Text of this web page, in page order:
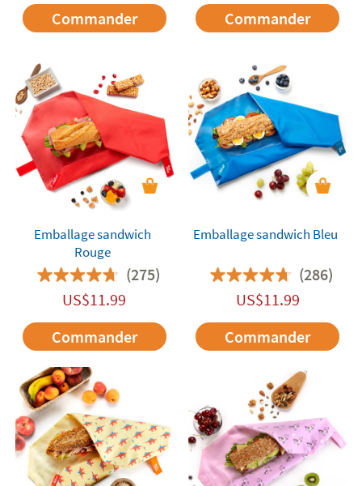
Commander Commander
Emballage sandwich
Rouge
(275)
US$11.99
Commander
Emballage sandwich Bleu
(286)
US$11.99
Commander